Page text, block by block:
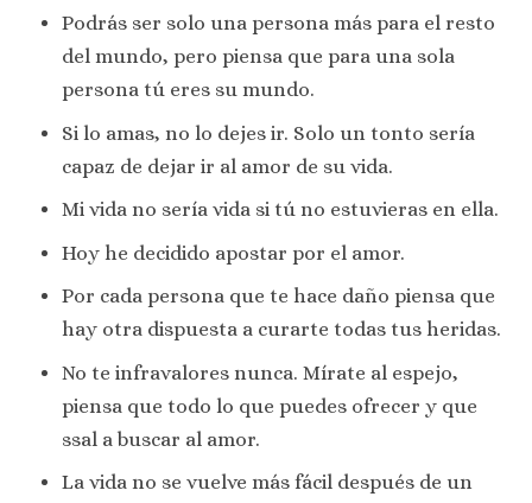
Podrás ser solo una persona más para el resto
del mundo, pero piensa que para una sola
persona tú eres su mundo.
Si lo amas, no lo dejes ir. Solo un tonto sería
capaz de dejar ir al amor de su vida.
Mi vida no sería vida si tú no estuvieras en ella.
Hoy he decidido apostar por el amor.
Por cada persona que te hace daño piensa que
hay otra dispuesta a curarte todas tus heridas.
No te infravalores nunca. Mírate al espejo,
piensa que todo lo que puedes ofrecer y que
ssal a buscar al amor.
La vida no se vuelve más fácil después de un